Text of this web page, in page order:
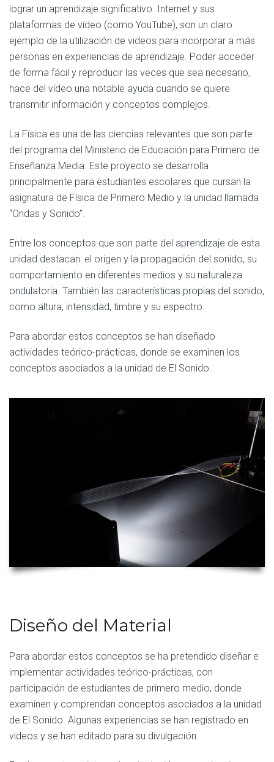
lograr un aprendizaje significativo. Internet y sus
plataformas de vídeo (como YouTube), son un claro
ejemplo de la utilización de videos para incorporar a más
personas en experiencias de aprendizaje. Poder acceder
de forma fácil y reproducir las veces que sea necesario,
hace del vídeo una notable ayuda cuando se quiere
transmitir información y conceptos complejos.
La Física es una de las ciencias relevantes que son parte
del programa del Ministerio de Educación para Primero de
Enseñanza Media. Este proyecto se desarrolla
principalmente para estudiantes escolares que cursan la
asignatura de Física de Primero Medio y la unidad llamada
“Ondas y Sonido”.
Entre los conceptos que son parte del aprendizaje de esta
unidad destacan: el origen y la propagación del sonido, su
comportamiento en diferentes medios y su naturaleza
ondulatoria. También las características propias del sonido,
como altura, intensidad, timbre y su espectro.
Para abordar estos conceptos se han diseñado
actividades teórico-prácticas, donde se examinen los
conceptos asociados a la unidad de El Sonido.
Diseño del Material
Para abordar estos conceptos se ha pretendido diseñar e
implementar actividades teórico-prácticas, con
participación de estudiantes de primero medio, donde
examinen y comprendan conceptos asociados a la unidad
de El Sonido. Algunas experiencias se han registrado en
videos y se han editado para su divulgación.